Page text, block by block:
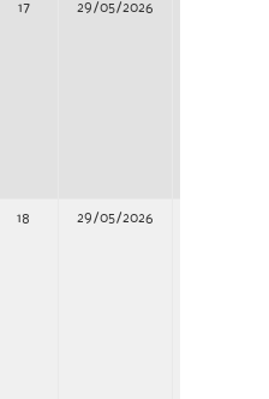
17 29/05/2026
18 29/05/2026